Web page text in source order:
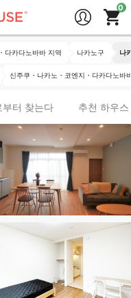
다카다노바바 지역 나카노구 나
신주쿠・나카노・코엔지・다카다노바
부터 찾는다 추천 하우스